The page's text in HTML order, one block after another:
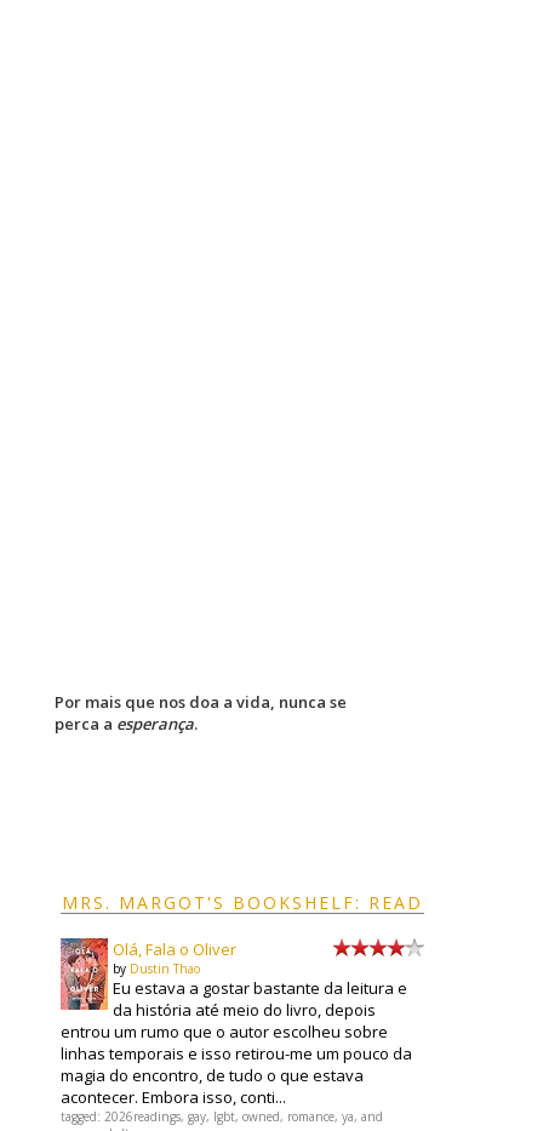
Por mais que nos doa a vida, nunca se
perca a esperança.
MRS. MARGOT'S BOOKSHELF: READ
Olá, Fala o Oliver
by Dustin Thao
Eu estava a gostar bastante da leitura e
da história até meio do livro, depois
entrou um rumo que o autor escolheu sobre
linhas temporais e isso retirou-me um pouco da
magia do encontro, de tudo o que estava
acontecer. Embora isso, conti...
tagged: 2026readings, gay, lgbt, owned, romance, ya, and